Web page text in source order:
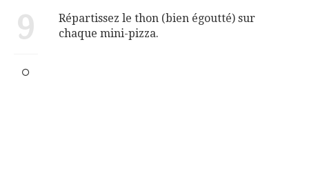
9
Répartissez le thon (bien égoutté) sur
chaque mini-pizza.